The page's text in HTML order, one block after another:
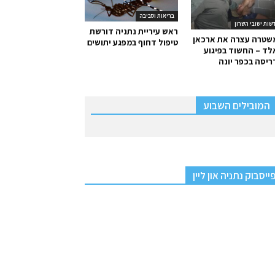
בריאות וסביבה
ראש עיריית נתניה דורשת
טיפול דחוף במפגע יתושים
ישובי השרון
עצרה את ארכאן
– החשוד בפיגוע
בכפר יונה
המובילים השבוע
פייסבוק נתניה און ליין